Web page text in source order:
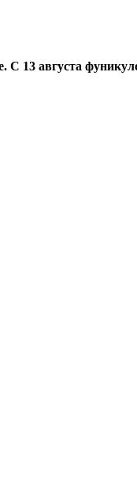
13 августа